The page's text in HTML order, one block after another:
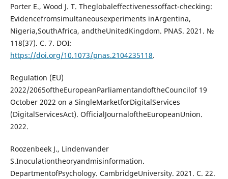
Porter E., Wood J. T. Theglobaleffectivenessoffact-checking:
Evidencefromsimultaneousexperiments inArgentina,
Nigeria,SouthAfrica, andtheUnitedKingdom. PNAS. 2021. №
118(37). С. 7. DOI:
https://doi.org/10.1073/pnas.2104235118.
Regulation (EU)
2022/2065oftheEuropeanParliamentandoftheCouncilof 19
October 2022 on a SingleMarketforDigitalServices
(DigitalServicesAct). OfficialJournaloftheEuropeanUnion.
2022.
Roozenbeek J., Lindenvander
S.Inoculationtheoryandmisinformation.
DepartmentofPsychology. CambridgeUniversity. 2021. C. 22.